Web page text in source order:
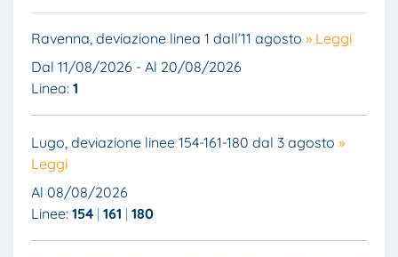
Ravenna, deviazione linea 1 dall’11 agosto » Leggi
Dal 11/08/2026 - Al 20/08/2026
Linea: 1
Lugo, deviazione linee 154-161-180 dal 3 agosto »
Leggi
Al 08/08/2026
Linee: 154 161 180